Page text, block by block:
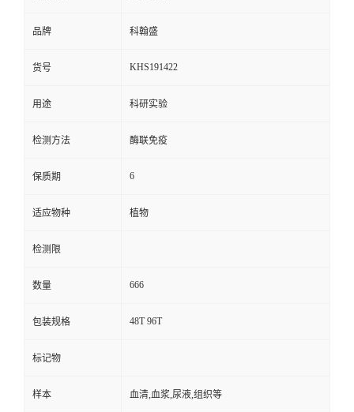
品牌 科翰盛
货号 KHS191422
用途 科研实验
检测方法 酶联免疫
保质期 6
适应物种 植物
检测限
数量 666
包装规格 48T 96T
标记物
样本 血清,血浆,尿液,组织等